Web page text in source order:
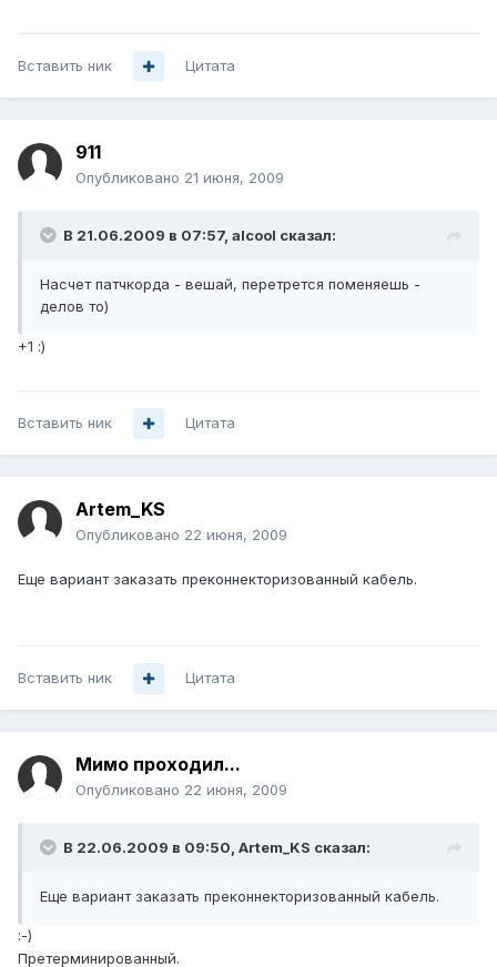
Вставить ник Цитата
911
Опубликовано 21 июня, 2009
В 21.06.2009 в 07:57, alcool сказал:
Насчет патчкорда - вешай, перетрется поменяешь -
делов то)
+1 :)
Вставить ник Цитата
Artem_KS
Опубликовано 22 июня, 2009
Еще вариант заказать преконнекторизованный кабель.
Вставить ник Цитата
Мимо проходил...
Опубликовано 22 июня, 2009
В 22.06.2009 в 09:50, Artem_KS сказал:
Еще вариант заказать преконнекторизованный кабель.
:-)
Претерминированный.